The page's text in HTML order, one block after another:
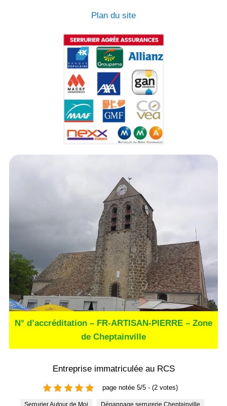
Plan du site
N° d’accréditation – FR-ARTISAN-PIERRE – Zone
de Cheptainville
Entreprise immatriculée au RCS
page notée 5/5 - (2 votes)
Serrurier Autour de Moi Dépannage serrurerie Cheptainville